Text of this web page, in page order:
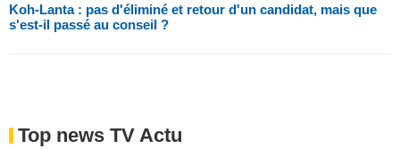
Koh-Lanta : pas d'éliminé et retour d'un candidat, mais que
s'est-il passé au conseil ?
Top news TV Actu